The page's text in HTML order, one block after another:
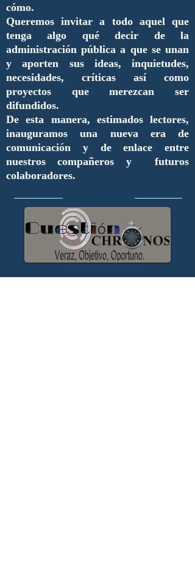
cómo.
Queremos invitar a todo aquel que
tenga algo qué decir de la
administración pública a que se unan
y aporten sus ideas, inquietudes,
necesidades, críticas así como
proyectos que merezcan ser
difundidos.
De esta manera, estimados lectores,
inauguramos una nueva era de
comunicación y de enlace entre
nuestros compañeros y futuros
colaboradores.